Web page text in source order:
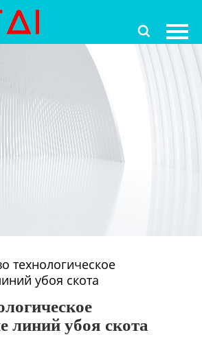

технологическое
убоя скота
линий убоя скота